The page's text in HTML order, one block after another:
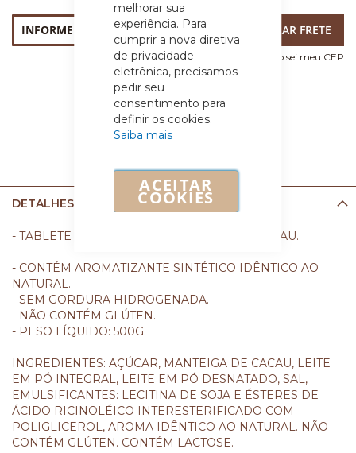
melhorar sua
experiência. Para
cumprir a nova diretiva
de privacidade
eletrônica, precisamos
pedir seu
consentimento para
definir os cookies.
Saiba mais
ACEITAR
COOKIES
Não sei meu CEP
DETALHES
- TABLETE DE CHOCOLATE BRANCO 30% CACAU.
- CONTÉM AROMATIZANTE SINTÉTICO IDÊNTICO AO
NATURAL.
- SEM GORDURA HIDROGENADA.
- NÃO CONTÉM GLÚTEN.
- PESO LÍQUIDO: 500G.
INGREDIENTES: AÇÚCAR, MANTEIGA DE CACAU, LEITE
EM PÓ INTEGRAL, LEITE EM PÓ DESNATADO, SAL,
EMULSIFICANTES: LECITINA DE SOJA E ÉSTERES DE
ÁCIDO RICINOLÉICO INTERESTERIFICADO COM
POLIGLICEROL, AROMA IDÊNTICO AO NATURAL. NÃO
CONTÉM GLÚTEN. CONTÉM LACTOSE.